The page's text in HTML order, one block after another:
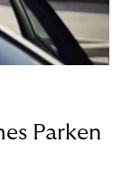
Parken